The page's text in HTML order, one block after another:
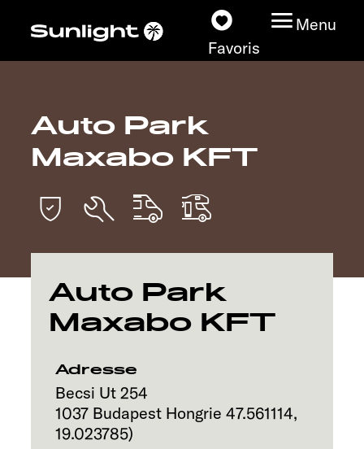
Favoris
Menu
Nos modèles
Recherchez votre
Nos concessionnaires
Découvrir
Service
Auto Park
Maxabo KFT
Auto Park
Maxabo KFT
Adresse
Becsi Ut 254
1037 Budapest Hongrie 47.561114,
19.023785)